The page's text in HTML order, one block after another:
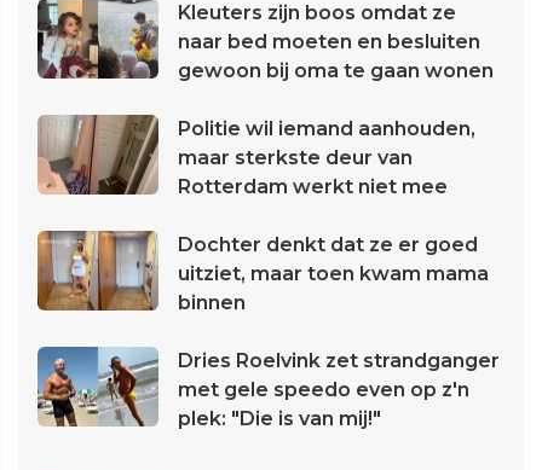
Kleuters zijn boos omdat ze
naar bed moeten en besluiten
gewoon bij oma te gaan wonen
Politie wil iemand aanhouden,
maar sterkste deur van
Rotterdam werkt niet mee
Dochter denkt dat ze er goed
uitziet, maar toen kwam mama
binnen
Dries Roelvink zet strandganger
met gele speedo even op z'n
plek: "Die is van mij!"